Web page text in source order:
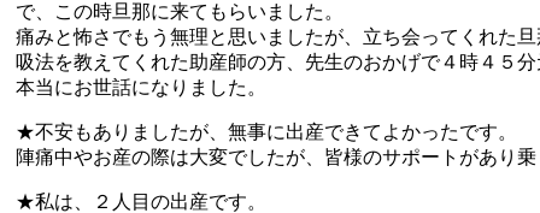
で、この時旦那に来てもらいました。
痛みと怖さでもう無理と思いましたが、立ち会ってくれた
吸法を教えてくれた助産師の方、先生のおかげで４時４５
本当にお世話になりました。
★不安もありましたが、無事に出産できてよかったです。
陣痛中やお産の際は大変でしたが、皆様のサポートがあり
★私は、２人目の出産です。